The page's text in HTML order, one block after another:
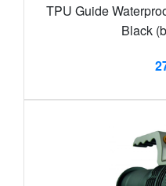
TPU Guide
Black